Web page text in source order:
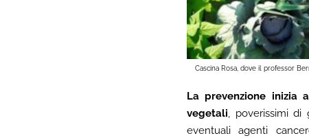
Cascina Rosa, dove il professor
La prevenzione inizia
vegetali, poverissimi di
eventuali agenti